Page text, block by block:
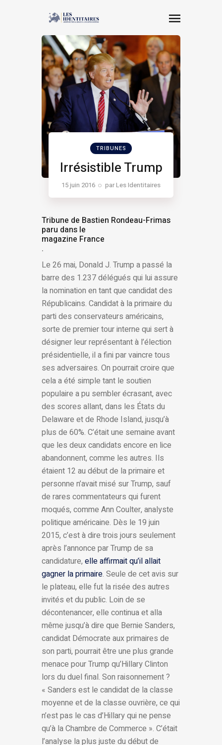
TRIBUNES
Irrésistible Trump
15 juin 2016 parLes Identitaires
Tribune de Bastien Rondeau-Frimas
paru dans le
magazine France
.
Le 26 mai, Donald J. Trump a passé la
barre des 1.237 délégués qui lui assure
la nomination en tant que candidat des
Républicains. Candidat à la primaire du
parti des conservateurs américains,
sorte de premier tour interne qui sert à
désigner leur représentant à l’élection
présidentielle, il a fini par vaincre tous
ses adversaires. On pourrait croire que
cela a été simple tant le soutien
populaire a pu sembler écrasant, avec
des scores allant, dans les États du
Delaware et de Rhode Island, jusqu’à
plus de 60%. C’était une semaine avant
que les deux candidats encore en lice
abandonnent, comme les autres. Ils
étaient 12 au début de la primaire et
personne n’avait misé sur Trump, sauf
de rares commentateurs qui furent
moqués, comme Ann Coulter, analyste
politique américaine. Dès le 19 juin
2015, c’est à dire trois jours seulement
après l’annonce par Trump de sa
candidature, elle affirmait qu’il allait
gagner la primaire. Seule de cet avis sur
le plateau, elle fut la risée des autres
invités et du public. Loin de se
décontenancer, elle continua et alla
même jusqu’à dire que Bernie Sanders,
candidat Démocrate aux primaires de
son parti, pourrait être une plus grande
menace pour Trump qu’Hillary Clinton
lors du duel final. Son raisonnement ?
« Sanders est le candidat de la classe
moyenne et de la classe ouvrière, ce qui
n’est pas le cas d’Hillary qui ne pense
qu’à la Chambre de Commerce ». C’était
l’analyse la plus juste du début de